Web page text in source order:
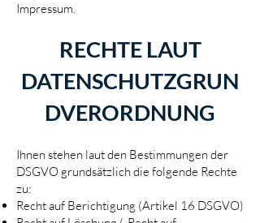
Impressum.
RECHTE LAUT
DATENSCHUTZGRUN
DVERORDNUNG
Ihnen stehen laut den Bestimmungen der
DSGVO grundsätzlich die folgende Rechte
zu:
Recht auf Berichtigung (Artikel 16 DSGVO)